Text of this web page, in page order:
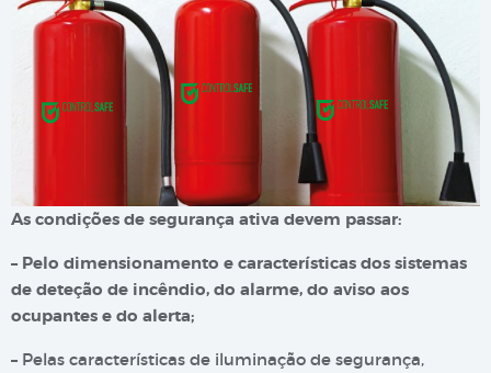
As condições de segurança ativa devem passar:
– Pelo dimensionamento e características dos sistemas
de deteção de incêndio, do alarme, do aviso aos
ocupantes e do alerta;
– Pelas características de iluminação de segurança,